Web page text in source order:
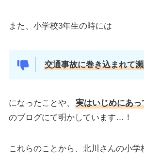
また、小学校3年生の時には
交通事故に巻き込まれて
になったことや、 実はいじめにあっ
のブログにて明かしています…！
これらのことから、北川さんの小学